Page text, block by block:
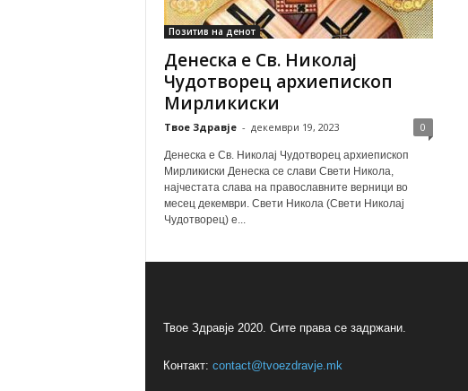
Позитив на денот
Денеска е Св. Николај
Чудотворец архиепископ
Мирликиски
Твое Здравје - декември 19, 2023 0
Денеска е Св. Николај Чудотворец архиепископ
Мирликиски Денеска се слави Свети Никола,
најчестата слава на православните верници во
месец декември. Свети Никола (Свети Николај
Чудотворец) е...
Твое Здравје 2020. Сите права се задржани.
Контакт: contact@tvoezdravje.mk